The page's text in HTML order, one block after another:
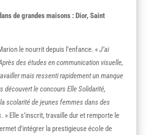
de grandes maisons : Dior, Saint
le nourrit depuis l’enfance. «J’ai
des études en communication visuelle,
mais ressenti rapidement un manque
découvert le concours Elle Solidarité,
scolarité de jeunes femmes dans des
. » Elle s’inscrit, travaille dur et remporte le
d’intégrer la prestigieuse école de